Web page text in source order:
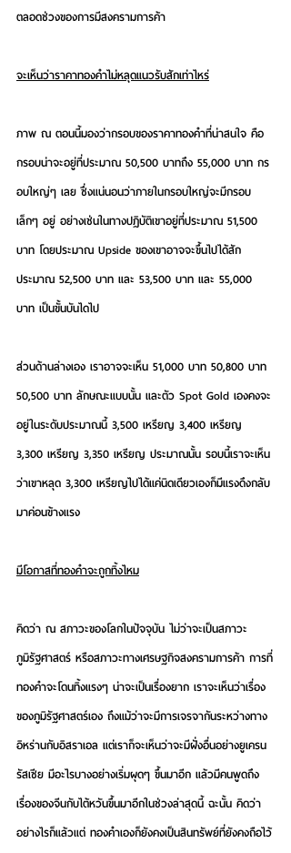
ตลอดช่วงของการมีสงครามการค้า
จะเห็นว่าราคาทองคำไม่หลุดแนวรับสักเท่าไหร่
ภาพ ณ ตอนนี้มองว่ากรอบของราคาทองคำที่น่าสนใจ คือ
กรอบน่าจะอยู่ที่ประมาณ 50,500 บาทถึง 55,000 บาท กร
อบใหญ่ๆ เลย ซึ่งแน่นอนว่าภายในกรอบใหญ่จะมีกรอบ
เล็กๆ อยู่ อย่างเช่นในทางปฏิบัติเขาอยู่ที่ประมาณ 51,500
บาท โดยประมาณ Upside ของเขาอาจจะขึ้นไปได้สัก
ประมาณ 52,500 บาท และ 53,500 บาท และ 55,000
บาท เป็นขั้นบันไดไป
ส่วนด้านล่างเอง เราอาจจะเห็น 51,000 บาท 50,800 บาท
50,500 บาท ลักษณะแบบนั้น และตัว Spot Gold เองคงจะ
อยู่ในระดับประมาณนี้ 3,500 เหรียญ 3,400 เหรียญ
3,300 เหรียญ 3,350 เหรียญ ประมาณนั้น รอบนี้เราจะเห็น
ว่าเขาหลุด 3,300 เหรียญไปได้แค่นิดเดียวเองก็มีแรงดึงกลับ
มาค่อนข้างแรง
มีโอกาสที่ทองคำจะถูกทิ้งไหม
คิดว่า ณ สภาวะของโลกในปัจจุบัน ไม่ว่าจะเป็นสภาวะ
ภูมิรัฐศาสตร์ หรือสภาวะทางเศรษฐกิจสงครามการค้า การที่
ทองคำจะโดนทิ้งแรงๆ น่าจะเป็นเรื่องยาก เราจะเห็นว่าเรื่อง
ของภูมิรัฐศาสตร์เอง ถึงแม้ว่าจะมีการเจรจากันระหว่างทาง
อิหร่านกับอิสราเอล แต่เราก็จะเห็นว่าจะมีฝั่งอื่นอย่างยูเครน
รัสเซีย มีอะไรบางอย่างเริ่มผุดๆ ขึ้นมาอีก แล้วมีคนพูดถึง
เรื่องของจีนกับไต้หวันขึ้นมาอีกในช่วงล่าสุดนี้ ฉะนั้น คิดว่า
อย่างไรก็แล้วแต่ ทองคำเองก็ยังคงเป็นสินทรัพย์ที่ยังคงถือไว้